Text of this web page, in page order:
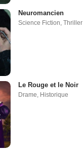
Neuromancien
Science Fiction Thriller
Le Rouge et le Noir
Drame Historique